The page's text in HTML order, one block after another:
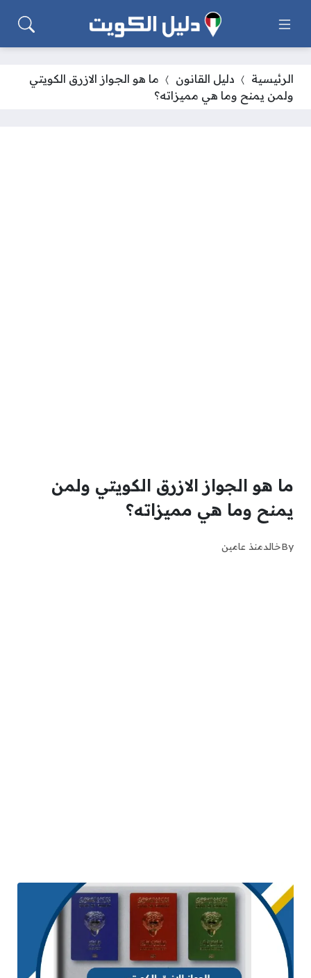
الرئيسية دليل القانون
ما هو الجواز الازرق الكويتي
ولمن يمنح وما هي مميزاته؟
ما هو الجواز الازرق الكويتي ولمن
يمنح وما هي مميزاته؟
Byخالدمنذ عامين